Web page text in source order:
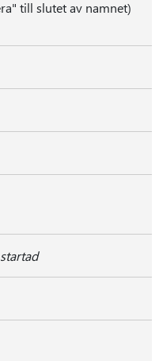
till slutet av namnet)